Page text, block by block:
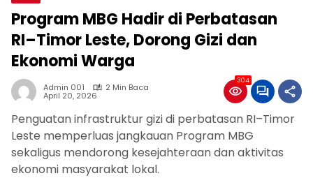
Program MBG Hadir di Perbatasan
RI–Timor Leste, Dorong Gizi dan
Ekonomi Warga
Admin 001 2 Min Baca
April 20, 2026
304
Penguatan infrastruktur gizi di perbatasan RI–Timor
Leste memperluas jangkauan Program MBG
sekaligus mendorong kesejahteraan dan aktivitas
ekonomi masyarakat lokal.